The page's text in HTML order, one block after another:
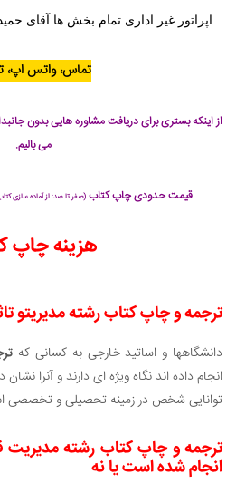
اپراتور غیر اداری تمام بخش ها
تماس، واتس اپ،
از اینکه بستری برای دریافت مشاوره هایی بدون
می بالیم.
قیمت حدودی چاپ کتاب (صفر تا صد: از آماده سازی
هزینه چاپ
ترجمه و چاپ کتاب رشته مدیریتو
دانشگاهها و اساتید خارجی به کسانی که
انجام داده اند نگاه ویژه ای دارند و آنرا نشان
توانایی شخص در زمینه تحصیلی و تخصصی
ترجمه و چاپ کتاب رشته
انجام شده است یا نه